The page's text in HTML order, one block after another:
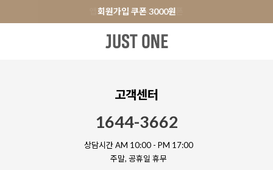
앱 다운로드 10% 할인쿠폰
회원가입 쿠폰 3000원
앱 다운로드 10% 할인쿠폰
고객센터
1644-3662
상담시간 AM 10:00 - PM 17:00
주말, 공휴일 휴무